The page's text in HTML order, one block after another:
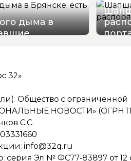
дыма в
32»
Общество с ограниченной
НОВОСТИ» (ОГРН
С.С.
info@32q.ru
серия Эл № ФС77-83897 от 12